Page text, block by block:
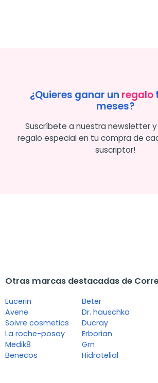
¿Quieres ganar un regalo
meses?
Suscríbete a nuestra newsletter y
regalo especial en tu compra de
suscriptor!
Otras marcas destacadas de
Eucerin
Avene
Soivre cosmetics
La roche-posay
Medik8
Benecos
Beter
Dr. hauschka
Ducray
Erborian
Grn
Hidrotelial